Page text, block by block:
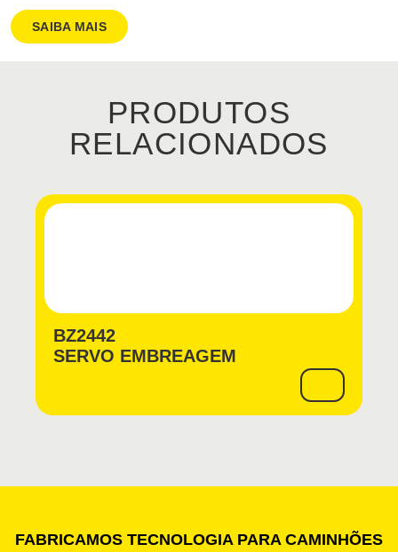
SAIBA MAIS
PRODUTOS
RELACIONADOS
BZ2442
SERVO EMBREAGEM
FABRICAMOS TECNOLOGIA PARA CAMINHÕES